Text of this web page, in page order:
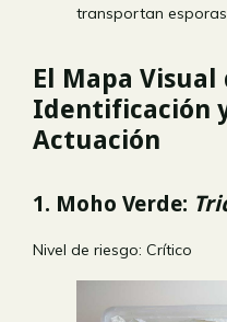
transportan
El Mapa Visual
Identificación
Actuación
1. Moho Verde:
Nivel de riesgo: Crítico